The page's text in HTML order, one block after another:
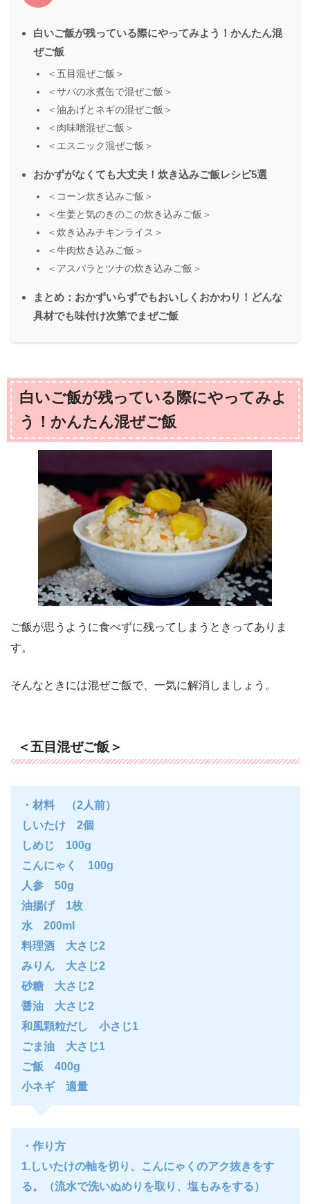
白いご飯が残っている際にやってみよう！かんたん混
ぜご飯
＜五目混ぜご飯＞
＜サバの水煮缶で混ぜご飯＞
＜油あげとネギの混ぜご飯＞
＜肉味噌混ぜご飯＞
＜エスニック混ぜご飯＞
おかずがなくても大丈夫！炊き込みご飯レシピ5選
＜コーン炊き込みご飯＞
＜生姜と気のきのこの炊き込みご飯＞
＜炊き込みチキンライス＞
＜牛肉炊き込みご飯＞
＜アスパラとツナの炊き込みご飯＞
まとめ：おかずいらずでもおいしくおかわり！どんな
具材でも味付け次第でまぜご飯
白いご飯が残っている際にやってみよ
う！かんたん混ぜご飯
ご飯が思うように食べずに残ってしまうときってありま
す。
そんなときには混ぜご飯で、一気に解消しましょう。
＜五目混ぜご飯＞
・材料 （2人前）
しいたけ 2個
しめじ 100g
こんにゃく 100g
人参 50g
油揚げ 1枚
水 200ml
料理酒 大さじ2
みりん 大さじ2
砂糖 大さじ2
醤油 大さじ2
和風顆粒だし 小さじ1
ごま油 大さじ1
ご飯 400g
小ネギ 適量
・作り方
1.しいたけの軸を切り、こんにゃくのアク抜きをす
る。（流水で洗いぬめりを取り、塩もみをする）